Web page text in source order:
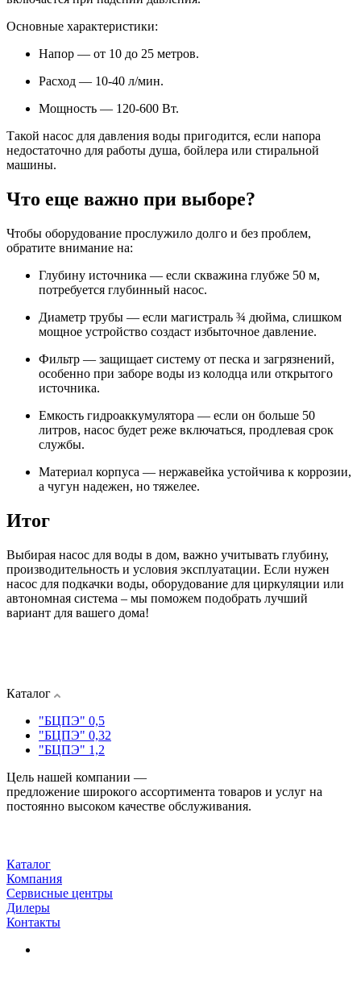
Основные характеристики:
Напор — от 10 до 25 метров.
Расход — 10-40 л/мин.
Мощность — 120-600 Вт.
Такой насос для давления воды пригодится, если напора
недостаточно для работы душа, бойлера или стиральной
машины.
Что еще важно при выборе?
Чтобы оборудование прослужило долго и без проблем,
обратите внимание на:
Глубину источника — если скважина глубже 50 м,
потребуется глубинный насос.
Диаметр трубы — если магистраль ¾ дюйма, слишком
мощное устройство создаст избыточное давление.
Фильтр — защищает систему от песка и загрязнений,
особенно при заборе воды из колодца или открытого
источника.
Емкость гидроаккумулятора — если он больше 50
литров, насос будет реже включаться, продлевая срок
службы.
Материал корпуса — нержавейка устойчива к коррозии,
а чугун надежен, но тяжелее.
Итог
Выбирая насос для воды в дом, важно учитывать глубину,
производительность и условия эксплуатации. Если нужен
насос для подкачки воды, оборудование для циркуляции или
автономная система – мы поможем подобрать лучший
вариант для вашего дома!
Каталог
"БЦПЭ" 0,5
"БЦПЭ" 0,32
"БЦПЭ" 1,2
Цель нашей компании —
предложение широкого ассортимента товаров и услуг на
постоянно высоком качестве обслуживания.
Каталог
Компания
Сервисные центры
Дилеры
Контакты